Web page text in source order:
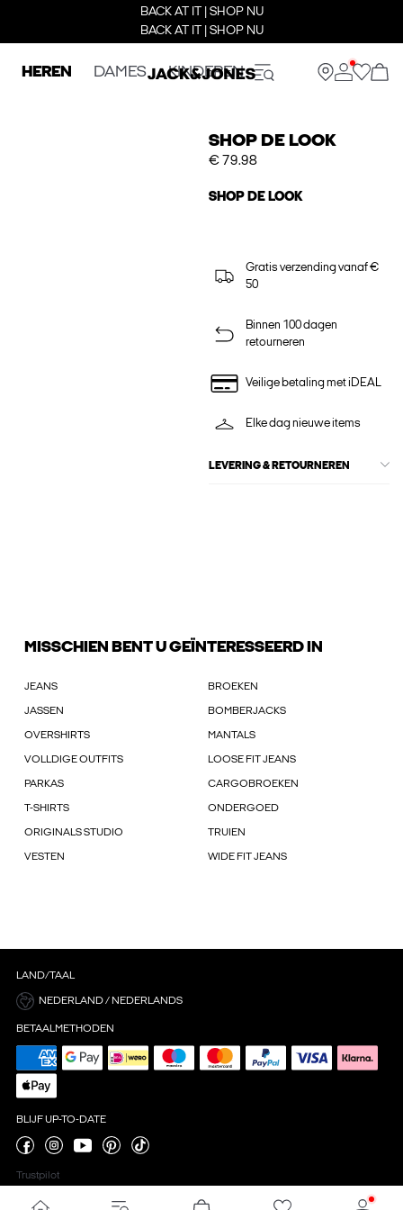
BACK AT IT | SHOP NU
BACK AT IT | SHOP NU
HEREN DAMES KINDEREN
SHOP DE LOOK
€ 79.98
SHOP DE LOOK
Gratis verzending vanaf €
50
Binnen 100 dagen
retourneren
Veilige betaling met iDEAL
Elke dag nieuwe items
LEVERING & RETOURNEREN
MISSCHIEN BENT U GEÏNTERESSEERD IN
JEANS BROEKEN
JASSEN BOMBERJACKS
OVERSHIRTS MANTALS
VOLLDIGE OUTFITS LOOSE FIT JEANS
PARKAS CARGOBROEKEN
T-SHIRTS ONDERGOED
ORIGINALS STUDIO TRUIEN
VESTEN WIDE FIT JEANS
LAND/TAAL
NEDERLAND / NEDERLANDS
BETAALMETHODEN
BLIJF UP-TO-DATE
Trustpilot